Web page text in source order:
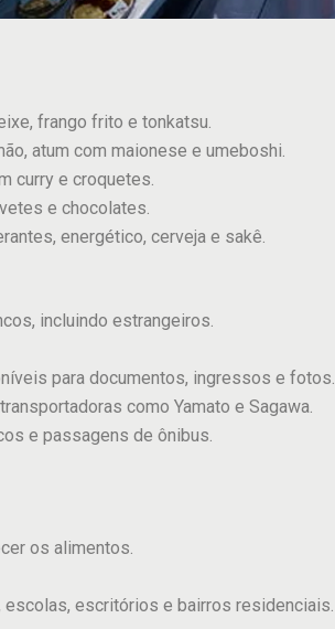
frango frito e tonkatsu.
atum com maionese e umeboshi.
curry e croquetes.
e chocolates.
energético, cerveja e sakê.
incluindo estrangeiros.
para documentos, ingressos e fotos.
como Yamato e Sagawa.
e passagens de ônibus.
os alimentos.
escolas, escritórios e bairros residenciais.